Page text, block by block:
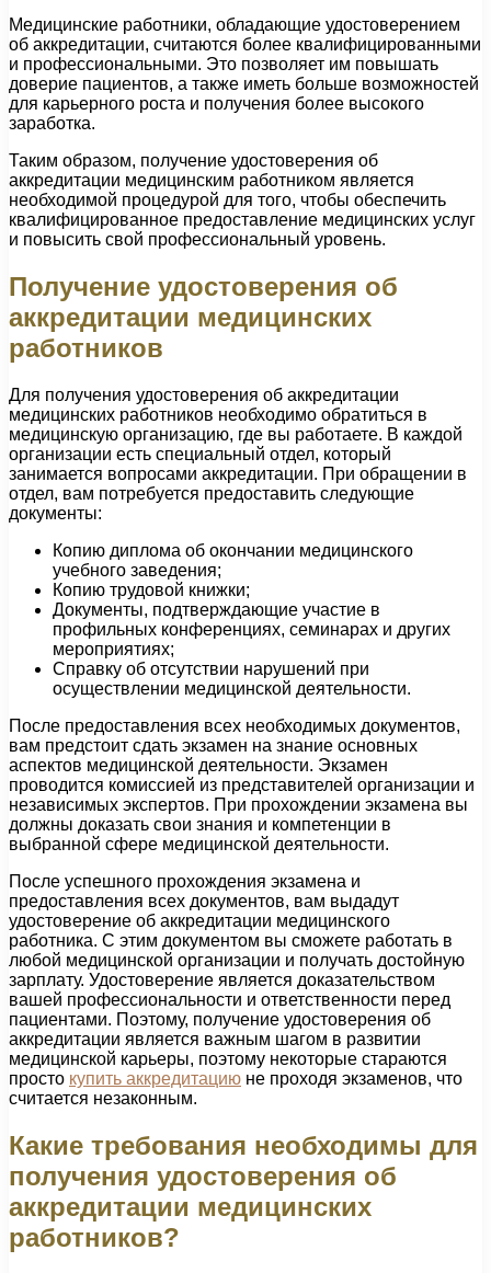
Медицинские работники, обладающие удостоверением
об аккредитации, считаются более квалифицированными
и профессиональными. Это позволяет им повышать
доверие пациентов, а также иметь больше возможностей
для карьерного роста и получения более высокого
заработка.
Таким образом, получение удостоверения об
аккредитации медицинским работником является
необходимой процедурой для того, чтобы обеспечить
квалифицированное предоставление медицинских услуг
и повысить свой профессиональный уровень.
Получение удостоверения об
аккредитации медицинских
работников
Для получения удостоверения об аккредитации
медицинских работников необходимо обратиться в
медицинскую организацию, где вы работаете. В каждой
организации есть специальный отдел, который
занимается вопросами аккредитации. При обращении в
отдел, вам потребуется предоставить следующие
документы:
Копию диплома об окончании медицинского
учебного заведения;
Копию трудовой книжки;
Документы, подтверждающие участие в
профильных конференциях, семинарах и других
мероприятиях;
Справку об отсутствии нарушений при
осуществлении медицинской деятельности.
После предоставления всех необходимых документов,
вам предстоит сдать экзамен на знание основных
аспектов медицинской деятельности. Экзамен
проводится комиссией из представителей организации и
независимых экспертов. При прохождении экзамена вы
должны доказать свои знания и компетенции в
выбранной сфере медицинской деятельности.
После успешного прохождения экзамена и
предоставления всех документов, вам выдадут
удостоверение об аккредитации медицинского
работника. С этим документом вы сможете работать в
любой медицинской организации и получать достойную
зарплату. Удостоверение является доказательством
вашей профессиональности и ответственности перед
пациентами. Поэтому, получение удостоверения об
аккредитации является важным шагом в развитии
медицинской карьеры, поэтому некоторые стараются
просто купить аккредитацию не проходя экзаменов, что
считается незаконным.
Какие требования необходимы для
получения удостоверения об
аккредитации медицинских
работников?